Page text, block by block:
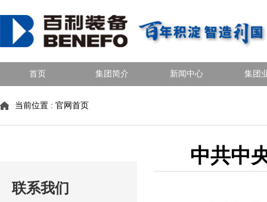
首页 集团简介 新闻中心 集团
当前位置 : 官网首页
联系我们
中共中